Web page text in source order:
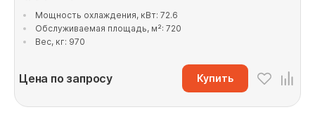
Мощность охлаждения, кВт: 72.6
Обслуживаемая площадь, м²: 720
Вес, кг: 970
Цена по запросу Купить